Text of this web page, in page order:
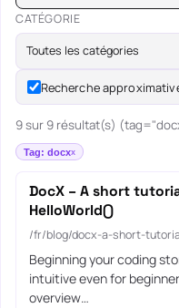
CATÉGORIE
Toutes les catégories
Recherche
9 sur 9 résultat(s)
Tag: docx
DocX – A short
HelloWorld()
/fr/blog/docx-a-short-
Beginning your coding
intuitive even for
overview…